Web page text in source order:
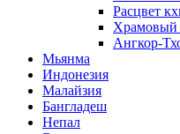
Расцвет
Храмовый
Ангкор-
Мьянма
Индонезия
Малайзия
Бангладеш
Непал